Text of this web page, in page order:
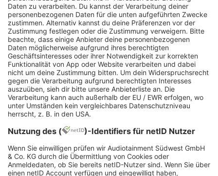
Und siehe da? Scott und seine Fans stellten mit der
ersten der fünf angedachten Shows einen neuen
Weltrekord auf: 12,3 Millionen Spieler sollen zum
nächtlichen Zeitpunkt live mit am Start gewesen
sein und haben somit Marshmello und dessen zehn
Millionen Zuschauer vom Ingame-Thron gekickt.
Ob der Rapper mit den weiteren Daten noch mehr
Personen vor die Bildschirme locken kann?
Schließlich gibt es noch vier Möglichkeiten, sich
“Astronomical” anzuschauen. An diesen Daten
finden die nächsten Konzerte statt: